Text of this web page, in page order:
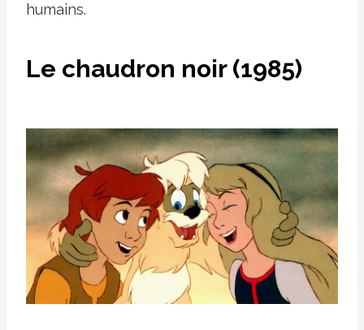
humains.
Le chaudron noir (1985)